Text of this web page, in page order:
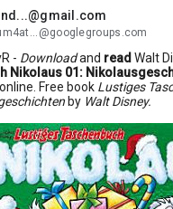
- Downloadand read Walt
Nikolaus 01:
Free book Lustiges
by Walt Disney.